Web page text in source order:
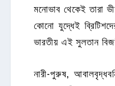
মনোভাব থেকেই তারা
কোনো যুদ্ধেই
ভারতীয় এই সুলতান
নারী-পুরুষ,